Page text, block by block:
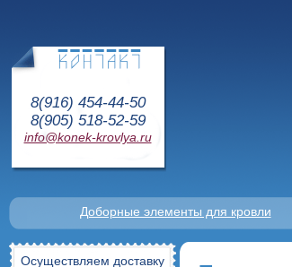
8(916) 454-44-50
8(905) 518-52-59
info@konek-krovlya.ru
Доборные элементы для кровли
Осуществляем доставку